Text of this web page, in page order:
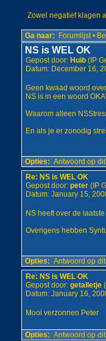
Zowel negatief klagen
Ga naar: Forumlijst •
NS is WEL OK
Gepost door: Huib(IP
Datum: December 16,
Geen kwaad woord
NS is in een woord
Waarom alleen
En als je er zonodig
Opties: Antwoord op
Re: NS is WEL OK
Gepost door: peter(IP
Datum: January 15,
NS heeft over de
Overigens hebben
Opties: Antwoord op
Re: NS is WEL OK
Gepost door: getalletje
Datum: January 16,
Mooi verzonnen Peter
Opties: Antwoord op